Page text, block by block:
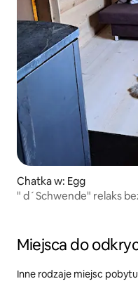
Chatka w: Egg
" d´Schwende" relaks
Miejsca do
Inne rodzaje miejsc pobytu